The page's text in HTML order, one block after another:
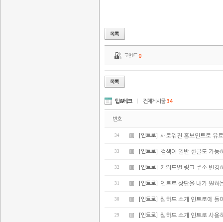
코멘트0
팁&테크 전체게시물34
번호
34 [인트로] 새로워진 홍보인트로 유
33 [인트로] 검색어 일반 한글도 가능
32 [인트로] 키워드별 링크 주소 변경
31 [인트로] 인트로 상단을 내가 원하
30 [인트로] 웹하드 소개 인트로에
29 [인트로] 웹하드 소개 인트로 사용